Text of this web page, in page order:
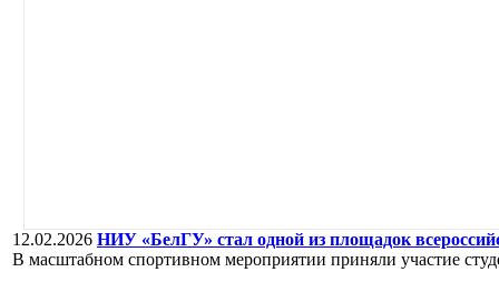
12.02.2026 НИУ «БелГУ» стал одной из площадок
В масштабном спортивном мероприятии приняли участие